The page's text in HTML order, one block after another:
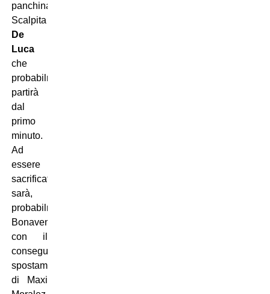
panchina.
Scalpita
De
Luca
che
probabilmente
partirà
dal
primo
minuto.
Ad
essere
sacrificato
sarà,
probabilmente,
Bonaventura,
con il
conseguente
spostamento
di Maxi